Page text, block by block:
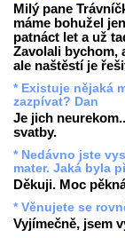
Milý pane
máme bohužel
patnáct let a už
Zavolali bychom,
ale naštěstí je
* Existuje nějaká
zazpívat? Dan
Je jich
svatby.
* Nedávno jste
mater. Jaká byla
Děkuji. Moc
* Věnujete se
Vyjímečně, jsem